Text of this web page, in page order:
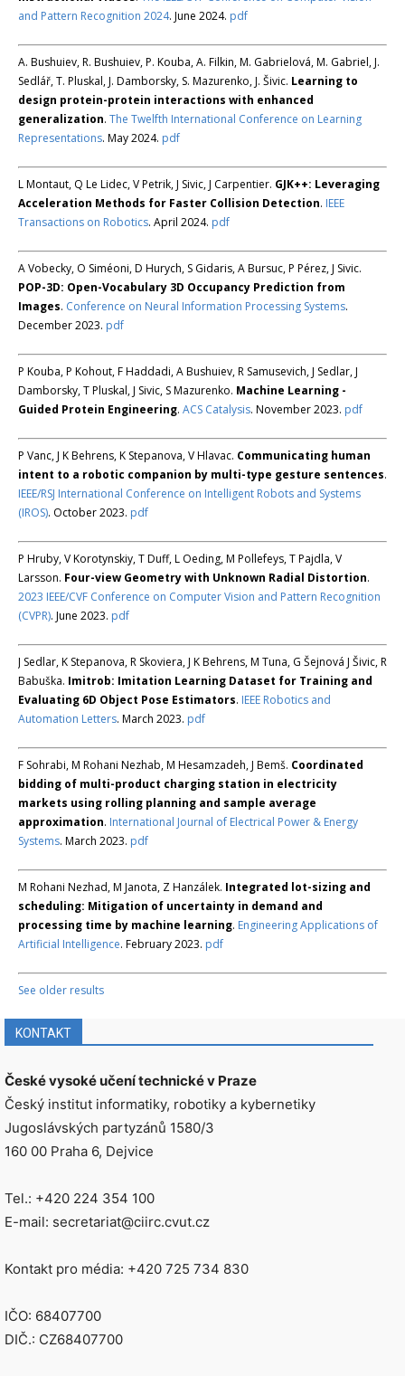
and Pattern Recognition 2024. June 2024. pdf
A. Bushuiev, R. Bushuiev, P. Kouba, A. Filkin, M. Gabrielová, M. Gabriel, J.
Sedlář, T. Pluskal, J. Damborsky, S. Mazurenko, J. Šivic. Learning to
design protein-protein interactions with enhanced
generalization. The Twelfth International Conference on Learning
Representations. May 2024. pdf
L Montaut, Q Le Lidec, V Petrik, J Sivic, J Carpentier. GJK++: Leveraging
Acceleration Methods for Faster Collision Detection. IEEE
Transactions on Robotics. April 2024. pdf
A Vobecky, O Siméoni, D Hurych, S Gidaris, A Bursuc, P Pérez, J Sivic.
POP-3D: Open-Vocabulary 3D Occupancy Prediction from
Images. Conference on Neural Information Processing Systems.
December 2023. pdf
P Kouba, P Kohout, F Haddadi, A Bushuiev, R Samusevich, J Sedlar, J
Damborsky, T Pluskal, J Sivic, S Mazurenko. Machine Learning -
Guided Protein Engineering. ACS Catalysis. November 2023. pdf
P Vanc, J K Behrens, K Stepanova, V Hlavac. Communicating human
intent to a robotic companion by multi-type gesture sentences.
IEEE/RSJ International Conference on Intelligent Robots and Systems
(IROS). October 2023. pdf
P Hruby, V Korotynskiy, T Duff, L Oeding, M Pollefeys, T Pajdla, V
Larsson. Four-view Geometry with Unknown Radial Distortion.
2023 IEEE/CVF Conference on Computer Vision and Pattern Recognition
(CVPR). June 2023. pdf
J Sedlar, K Stepanova, R Skoviera, J K Behrens, M Tuna, G Šejnová J Šivic, R
Babuška. Imitrob: Imitation Learning Dataset for Training and
Evaluating 6D Object Pose Estimators. IEEE Robotics and
Automation Letters. March 2023. pdf
F Sohrabi, M Rohani Nezhab, M Hesamzadeh, J Bemš. Coordinated
bidding of multi-product charging station in electricity
markets using rolling planning and sample average
approximation. International Journal of Electrical Power & Energy
Systems. March 2023. pdf
M Rohani Nezhad, M Janota, Z Hanzálek. Integrated lot-sizing and
scheduling: Mitigation of uncertainty in demand and
processing time by machine learning. Engineering Applications of
Artificial Intelligence. February 2023. pdf
See older results
KONTAKT
České vysoké učení technické v Praze
Český institut informatiky, robotiky a kybernetiky
Jugoslávských partyzánů 1580/3
160 00 Praha 6, Dejvice
Tel.: +420 224 354 100
E-mail: secretariat@ciirc.cvut.cz
Kontakt pro média: +420 725 734 830
IČO: 68407700
DIČ.: CZ68407700